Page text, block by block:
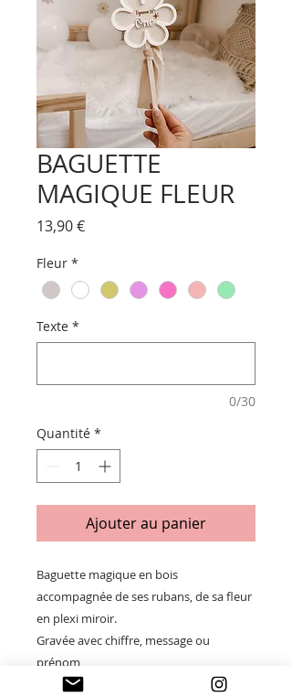
BAGUETTE
MAGIQUE FLEUR
13,90 €Prix
Fleur *
Texte *
0/30
Quantité *
Ajouter au panier
Baguette magique en bois
accompagnée de ses rubans, de sa fleur
en plexi miroir.
Gravée avec chiffre, message ou
prénom